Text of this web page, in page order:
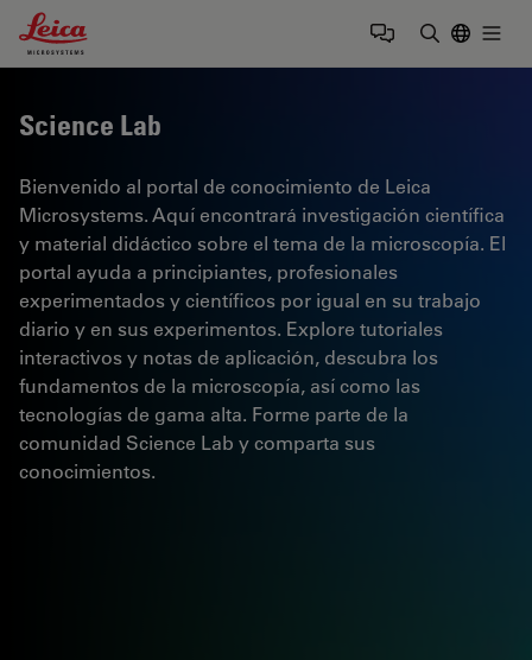
Leica Microsystems Logo
Science Lab
Bienvenido al portal de conocimiento de Leica
Microsystems. Aquí encontrará investigación científica
y material didáctico sobre el tema de la microscopía. El
portal ayuda a principiantes, profesionales
experimentados y científicos por igual en su trabajo
diario y en sus experimentos. Explore tutoriales
interactivos y notas de aplicación, descubra los
fundamentos de la microscopía, así como las
tecnologías de gama alta. Forme parte de la
comunidad Science Lab y comparta sus
conocimientos.